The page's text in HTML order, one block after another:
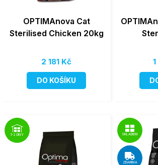
OPTIMAnova Cat
Sterilised Chicken 20kg
2 181 Kč
DO KOŠÍKU
1-2 DNY SKLADEM
ZDARMA